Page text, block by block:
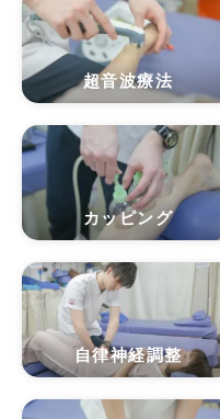
超音波療法
カッピング
自律神経調整